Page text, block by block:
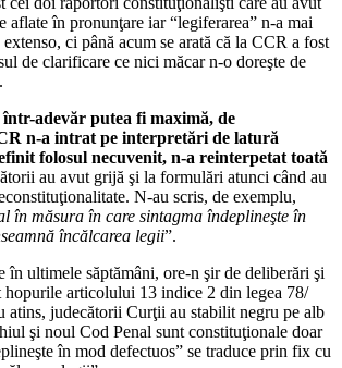
aflate în pronunţare iar “legiferarea” n-a mai
ci până acum se arată că la CCR a fost
de clarificare ce nici măcar n-o doreşte de
adevăr putea fi maximă, de
n-a intrat pe interpretări de latură
folosul necuvenit, n-a reinterpetat toată
au avut grijă şi la formulări atunci când au
N-au scris, de exemplu,
în măsura în care sintagma îndeplineşte în
încălcarea legii”.
în ultimele săptămâni, ore-n şir de deliberări şi
hopurile articolului 13 indice 2 din legea 78/
atins, judecătorii Curţii au stabilit negru pe alb
şi noul Cod Penal sunt constituţionale doar
în mod defectuos” se traduce prin fix cu